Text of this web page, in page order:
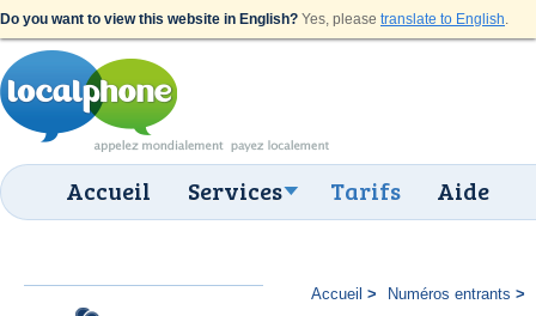
Do you want to view this website in English? Yes, please translate to English.
Accueil Services Tarifs Aide
Accueil Numéros entrants